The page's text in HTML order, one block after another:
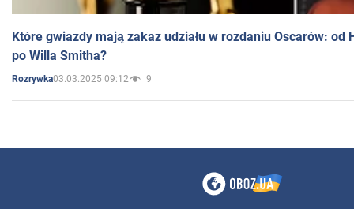
Które gwiazdy mają zakaz udziału w rozdaniu Oscarów: od
po Willa Smitha?
Rozrywka03.03.2025 09:12 9